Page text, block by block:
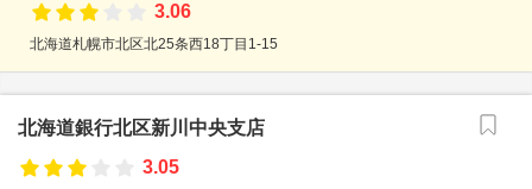
3.06
北海道札幌市北区北25条西18丁目1-15
北海道銀行北区新川中央支店
3.05